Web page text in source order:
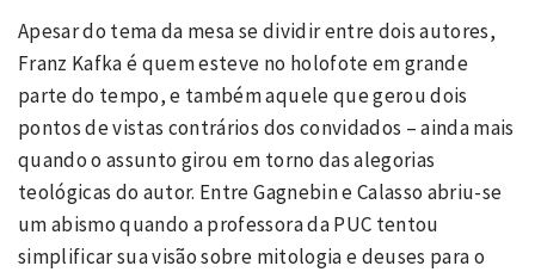
Apesar do tema da mesa se dividir entre dois autores,
Franz Kafka é quem esteve no holofote em grande
parte do tempo, e também aquele que gerou dois
pontos de vistas contrários dos convidados – ainda mais
quando o assunto girou em torno das alegorias
teológicas do autor. Entre Gagnebin e Calasso abriu-se
um abismo quando a professora da PUC tentou
simplificar sua visão sobre mitologia e deuses para o